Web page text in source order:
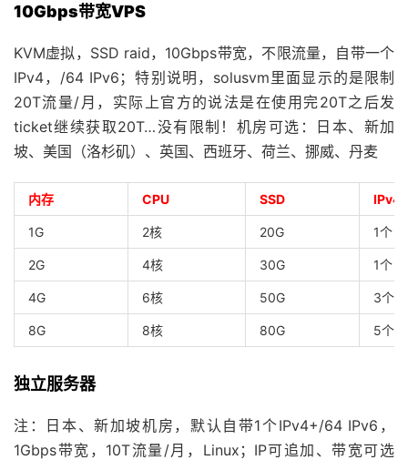
10Gbps带宽VPS
KVM虚拟，SSD raid，10Gbps带宽，不限流量，自带一个
IPv4，/64 IPv6；特别说明，solusvm里面显示的是限制
20T流量/月，实际上官方的说法是在使用完20T之后发
ticket继续获取20T…没有限制！机房可选：日本、新加
坡、美国（洛杉矶）、英国、西班牙、荷兰、挪威、丹麦
内存 CPU SSD IPv4
1G 2核 20G 1个
2G 4核 30G 1个
4G 6核 50G 3个
8G 8核 80G 5个
独立服务器
注：日本、新加坡机房，默认自带1个IPv4+/64 IPv6，
1Gbps带宽，10T流量/月，Linux；IP可追加、带宽可选